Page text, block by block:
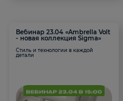
Вебинар 23.04 «Ambrella Volt
- новая коллекция Sigma»
Стиль и технологии в каждой
детали